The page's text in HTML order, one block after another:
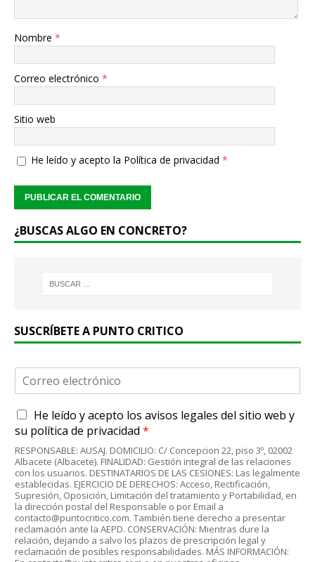
Nombre *
Correo electrónico *
Sitio web
He leído y acepto la Política de privacidad *
¿BUSCAS ALGO EN CONCRETO?
SUSCRÍBETE A PUNTO CRITICO
r
e
o
e
l
e
c
t
r
ó
n
A
c
e
r
d
o
R
G
P
D
He leído y acepto los avisos legales del sitio web y
su política de privacidad *
RESPONSABLE: AUSAJ. DOMICILIO: C/ Concepcion 22, piso 3º, 02002
Albacete (Albacete). FINALIDAD: Gestión integral de las relaciones
con los usuarios. DESTINATARIOS DE LAS CESIONES: Las legalmente
establecidas. EJERCICIO DE DERECHOS: Acceso, Rectificación,
Supresión, Oposición, Limitación del tratamiento y Portabilidad, en
la dirección postal del Responsable o por Email a
contacto@puntocritico.com. También tiene derecho a presentar
reclamación ante la AEPD. CONSERVACIÓN: Mientras dure la
relación, dejando a salvo los plazos de prescripción legal y
reclamación de posibles responsabilidades. MÁS INFORMACIÓN: